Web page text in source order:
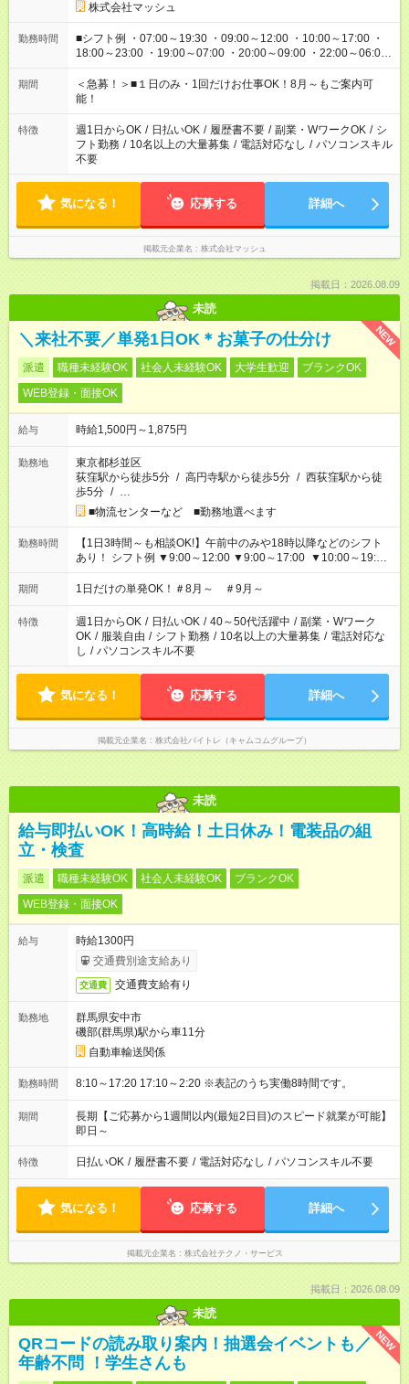
株式会社マッシュ
勤務時間
■シフト例 ・07:00～19:30 ・09:00～12:00 ・10:00～17:00 ・
18:00～23:00 ・19:00～07:00 ・20:00～09:00 ・22:00～06:00
etc ★最短で3時間で5,120円のお仕事から 15時間で2万円近く稼
げるお仕事も！ ご希望のお時間に合わせてご紹介！ ※シフトは
現場によって異なります。 ※勿論、休憩時間はあるのでご安心
ください！
期間
＜急募！＞■１日のみ・1回だけお仕事OK！8月～もご案内可
能！
特徴 週1日からOK / 日払いOK / 履歴書不要 / 副業・WワークOK / シ
フト勤務 / 10名以上の大量募集 / 電話対応なし / パソコンスキル
不要
気になる！ 応募する 詳細へ
掲載元企業名 株式会社マッシュ
掲載日：2026.08.09
未読
NEW
＼来社不要／単発1日OK＊お菓子の仕分け
派遣 職種未経験OK 社会人未経験OK 大学生歓迎
ブランクOK
WEB登録・面接OK
給与 時給1,500円～1,875円
勤務地
東京都杉並区
荻窪駅から徒歩5分 / 高円寺駅から徒歩5分 / 西荻窪駅から徒
歩5分 / …
■物流センターなど ■勤務地選べます
勤務時間
【1日3時間～も相談OK!】午前中のみや18時以降などのシフト
あり！ シフト例 ▼9:00～12:00 ▼9:00～17:00 ▼10:00～19:00
▼18:00～21:00
期間 1日だけの単発OK！＃8月～ ＃9月～
特徴 週1日からOK / 日払いOK / 40～50代活躍中 / 副業・Wワーク
OK / 服装自由 / シフト勤務 / 10名以上の大量募集 / 電話対応な
し / パソコンスキル不要
気になる！ 応募する 詳細へ
掲載元企業名 株式会社バイトレ（キャムコムグループ）
未読
給与即払いOK！高時給！土日休み！電装品の組
立・検査
派遣 職種未経験OK 社会人未経験OK
ブランクOK
WEB登録・面接OK
給与
時給1300円
交通費別途支給あり
交通費 交通費支給有り
勤務地
群馬県安中市
磯部(群馬県)駅から車11分
自動車輸送関係
勤務時間 8:10～17:20 17:10～2:20 ※表記のうち実働8時間です。
期間
長期【ご応募から1週間以内(最短2日目)のスピード就業が可能】
即日～
特徴 日払いOK / 履歴書不要 / 電話対応なし / パソコンスキル不要
気になる！ 応募する 詳細へ
掲載元企業名 株式会社テクノ・サービス
掲載日：2026.08.09
未読
NEW
QRコードの読み取り案内！抽選会イベントも／
年齢不問 ！学生さんも